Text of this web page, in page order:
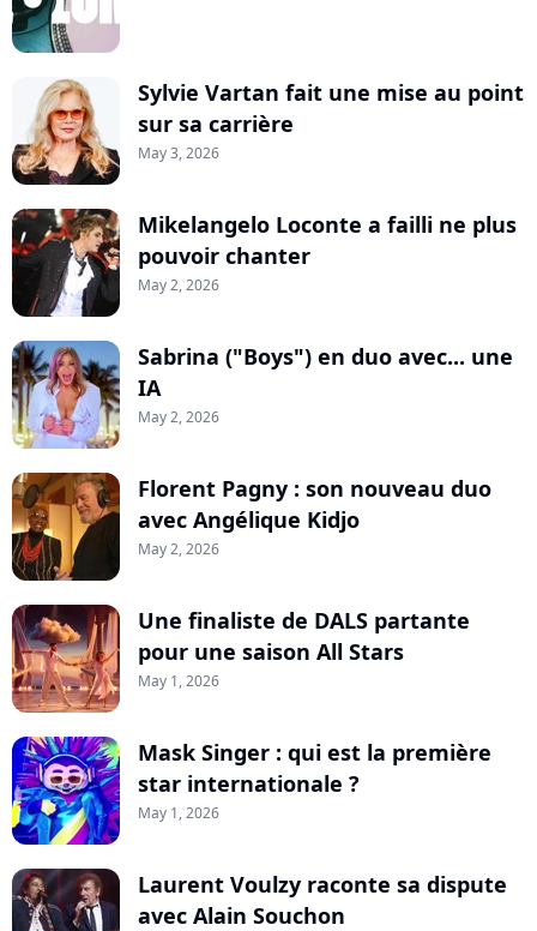
Sylvie Vartan fait une mise au point
sur sa carrière
May 3, 2026
Mikelangelo Loconte a failli ne plus
pouvoir chanter
May 2, 2026
Sabrina ("Boys") en duo avec... une
IA
May 2, 2026
Florent Pagny : son nouveau duo
avec Angélique Kidjo
May 2, 2026
Une finaliste de DALS partante
pour une saison All Stars
May 1, 2026
Mask Singer : qui est la première
star internationale ?
May 1, 2026
Laurent Voulzy raconte sa dispute
avec Alain Souchon